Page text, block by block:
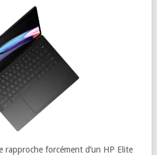
rapproche forcément d’un HP Elite